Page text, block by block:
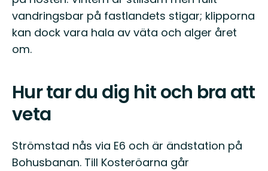
vandringsbar på fastlandets stigar; klipporna
kan dock vara hala av väta och alger året
om.
Hur tar du dig hit och bra att
veta
Strömstad nås via E6 och är ändstation på
Bohusbanan. Till Kosteröarna går